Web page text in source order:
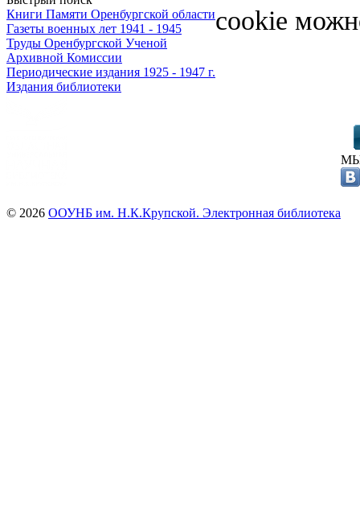
Книги Памяти Оренбургской области
Газеты военных лет 1941 - 1945
Труды Оренбургской Ученой
Архивной Комиссии
Периодические издания 1925 - 1947 г.
Издания библиотеки
cookie
© 2026 ООУНБ им. Н.К.Крупской. Электронная библиотека